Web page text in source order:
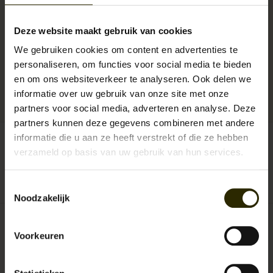
Deze website maakt gebruik van cookies
We gebruiken cookies om content en advertenties te
personaliseren, om functies voor social media te bieden
en om ons websiteverkeer te analyseren. Ook delen we
informatie over uw gebruik van onze site met onze
partners voor social media, adverteren en analyse. Deze
partners kunnen deze gegevens combineren met andere
informatie die u aan ze heeft verstrekt of die ze hebben
verzameld op basis van uw gebruik van hun services.
Noodzakelijk
Voorkeuren
je liever eerst het pak gewoon lekker passen? Kom dan langs in de
beter van dienst zijn. Oja, en het is gewoon een hele gave winkel ;-)
Dus maak gerust eenonline afspraak rechtstreeks in onze agenda
Levertijd:
1 - 3 werkdagen
Artikelnummer:
UB-SJC-Open-Weave Arkwright 2-delig suit
confectie maat:: *
€324,95